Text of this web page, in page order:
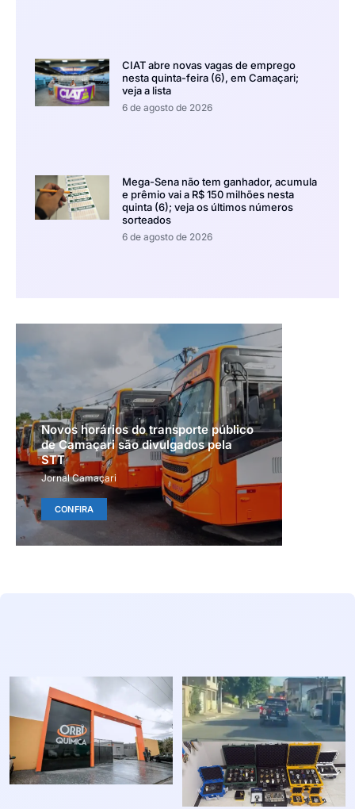
CIAT abre novas vagas de emprego
nesta quinta-feira (6), em Camaçari;
veja a lista
6 de agosto de 2026
Mega-Sena não tem ganhador, acumula
e prêmio vai a R$ 150 milhões nesta
quinta (6); veja os últimos números
sorteados
6 de agosto de 2026
Novos horários do transporte público
de Camaçari são divulgados pela
STT
Jornal Camaçari
CONFIRA